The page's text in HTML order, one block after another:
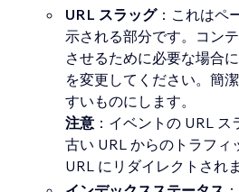
URL スラッグ：これはペ
示される部分です。コン
させるために必要な場合
を変更してください。簡
すいものにします。
注意 ：イベントの URL ス
古い URL からのトラフィ
URL にリダイレクトされま